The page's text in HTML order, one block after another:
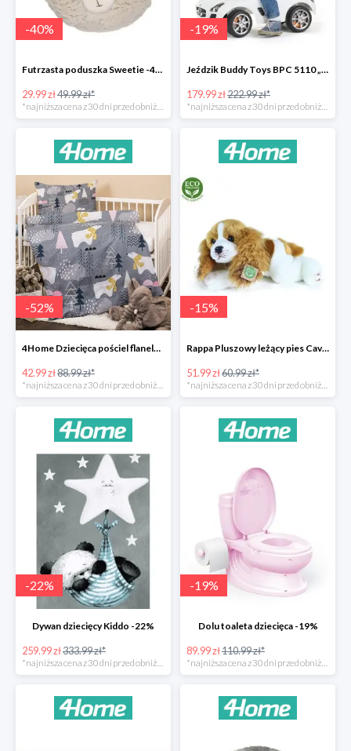
-40%
Futrzasta poduszka Sweetie -40%
29.99 zł49.99 zł*
*najniższa cena z 30 dni przed obniżką
-19%
Jeździk Buddy Toys BPC 5110 „Mercedes Benz SLS” -20%
179.99 zł222.99 zł*
*najniższa cena z 30 dni przed obniżką
-52%
4Home Dziecięca pościel flanelowa do łóżeczka Nordic Bear -52%
42.99 zł88.99 zł*
-15%
Rappa Pluszowy leżący pies Cavalier King Charles Spaniel -15%
51.99 zł60.99 zł*
-22%
Dywan dziecięcy Kiddo -22%
259.99 zł333.99 zł*
*najniższa cena z 30 dni przed obniżką
-19%
Dolu toaleta dziecięca -19%
89.99 zł110.99 zł*
*najniższa cena z 30 dni przed obniżką